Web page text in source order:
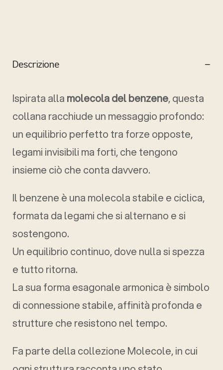
Descrizione
Ispirata alla molecola del benzene, questa
collana racchiude un messaggio profondo:
un equilibrio perfetto tra forze opposte,
legami invisibili ma forti, che tengono
insieme ciò che conta davvero.
Il benzene è una molecola stabile e ciclica,
formata da legami che si alternano e si
sostengono.
Un equilibrio continuo, dove nulla si spezza
e tutto ritorna.
La sua forma esagonale armonica è simbolo
di connessione stabile, affinità profonda e
strutture che resistono nel tempo.
Fa parte della collezione Molecole, in cui